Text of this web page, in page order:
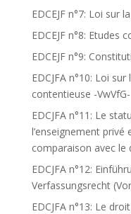
EDCEJF n°7: Loi sur
EDCEJF n°8: Etudes
EDCEJF n°9:
EDCJFA n°10: Loi
contentieuse -VwVfG-
EDCJFA n°11: Le
l’enseignement privé
comparaison avec le
EDCJFA n°12:
Verfassungsrecht
EDCJFA n°13: Le